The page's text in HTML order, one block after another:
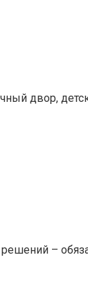
двор,
–